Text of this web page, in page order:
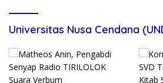
Universitas Nusa Cendana